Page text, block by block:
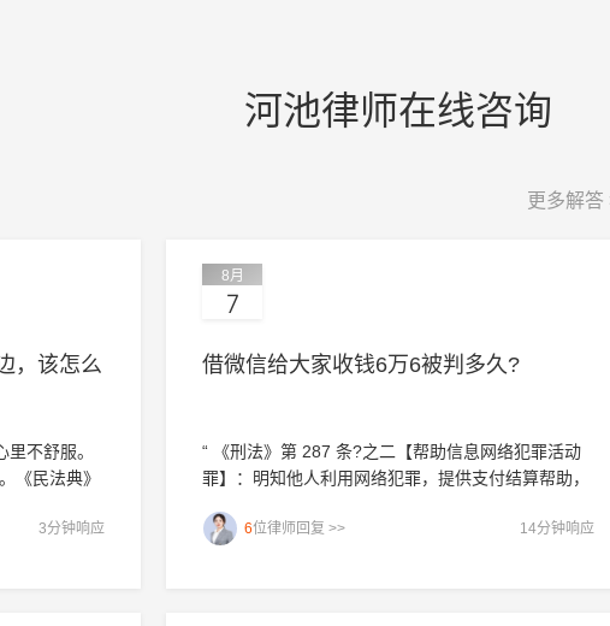
河池律师在线咨询
更多解答
，该怎么
不舒服。
《民法典》
邻居好好聊
3分钟响应
8月
7
借微信给大家收钱6万6被判多久?
“ 《刑法》第 287 条?之二【帮助信息网络犯罪活动
罪】：明知他人利用网络犯罪，提供支付结算帮助，
可以并处或者单处罚金央视网新闻...”
14分钟响应
6位律师回复 >>